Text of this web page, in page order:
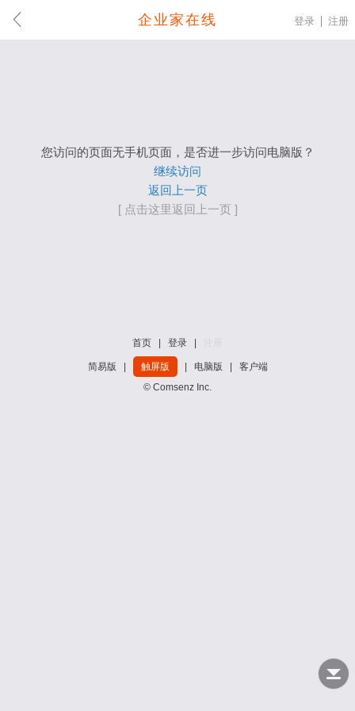
企业家在线 登录 注册
您访问的页面无手机页面，是否进一步访问电脑版？
继续访问
返回上一页
[ 点击这里返回上一页 ]
首页 登录
简易版 触屏版 电脑版
客户端
© Comsenz Inc.